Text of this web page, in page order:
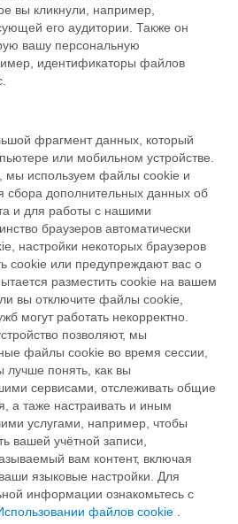
вы кликнули, например,
его аудитории. Также он
вашу персональную
идентификаторы файлов
фрагмент данных, который
или мобильном устройстве.
мы используем файлы cookie и
сбора дополнительных данных об
и для работы с нашими
браузеров автоматически
настройки некоторых браузеров
cookie или предупреждают вас о
разместить cookie на вашем
вы отключите файлы cookie,
могут работать некорректно.
позволяют, мы
файлы cookie во время сессии,
лучше понять, как вы
сервисами, отслеживать общие
а таже настраивать и иным
услугами, например, чтобы
вашей учётной записи,
вам контент, включая
языковые настройки. Для
информации ознакомьтесь с
файлов cookie